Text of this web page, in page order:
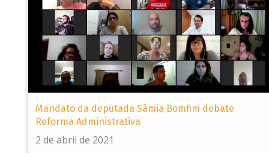
Mandato da deputada Sâmia Bomfim debate
Reforma Administrativa
2 de abril de 2021